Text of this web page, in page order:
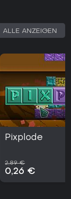
ALLE ANZEIGEN
Pixplode
2,89 €
0,26 €